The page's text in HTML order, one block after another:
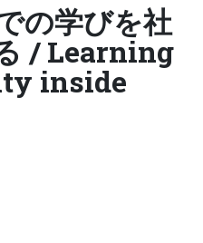
の学びを社
/ Learning
inside